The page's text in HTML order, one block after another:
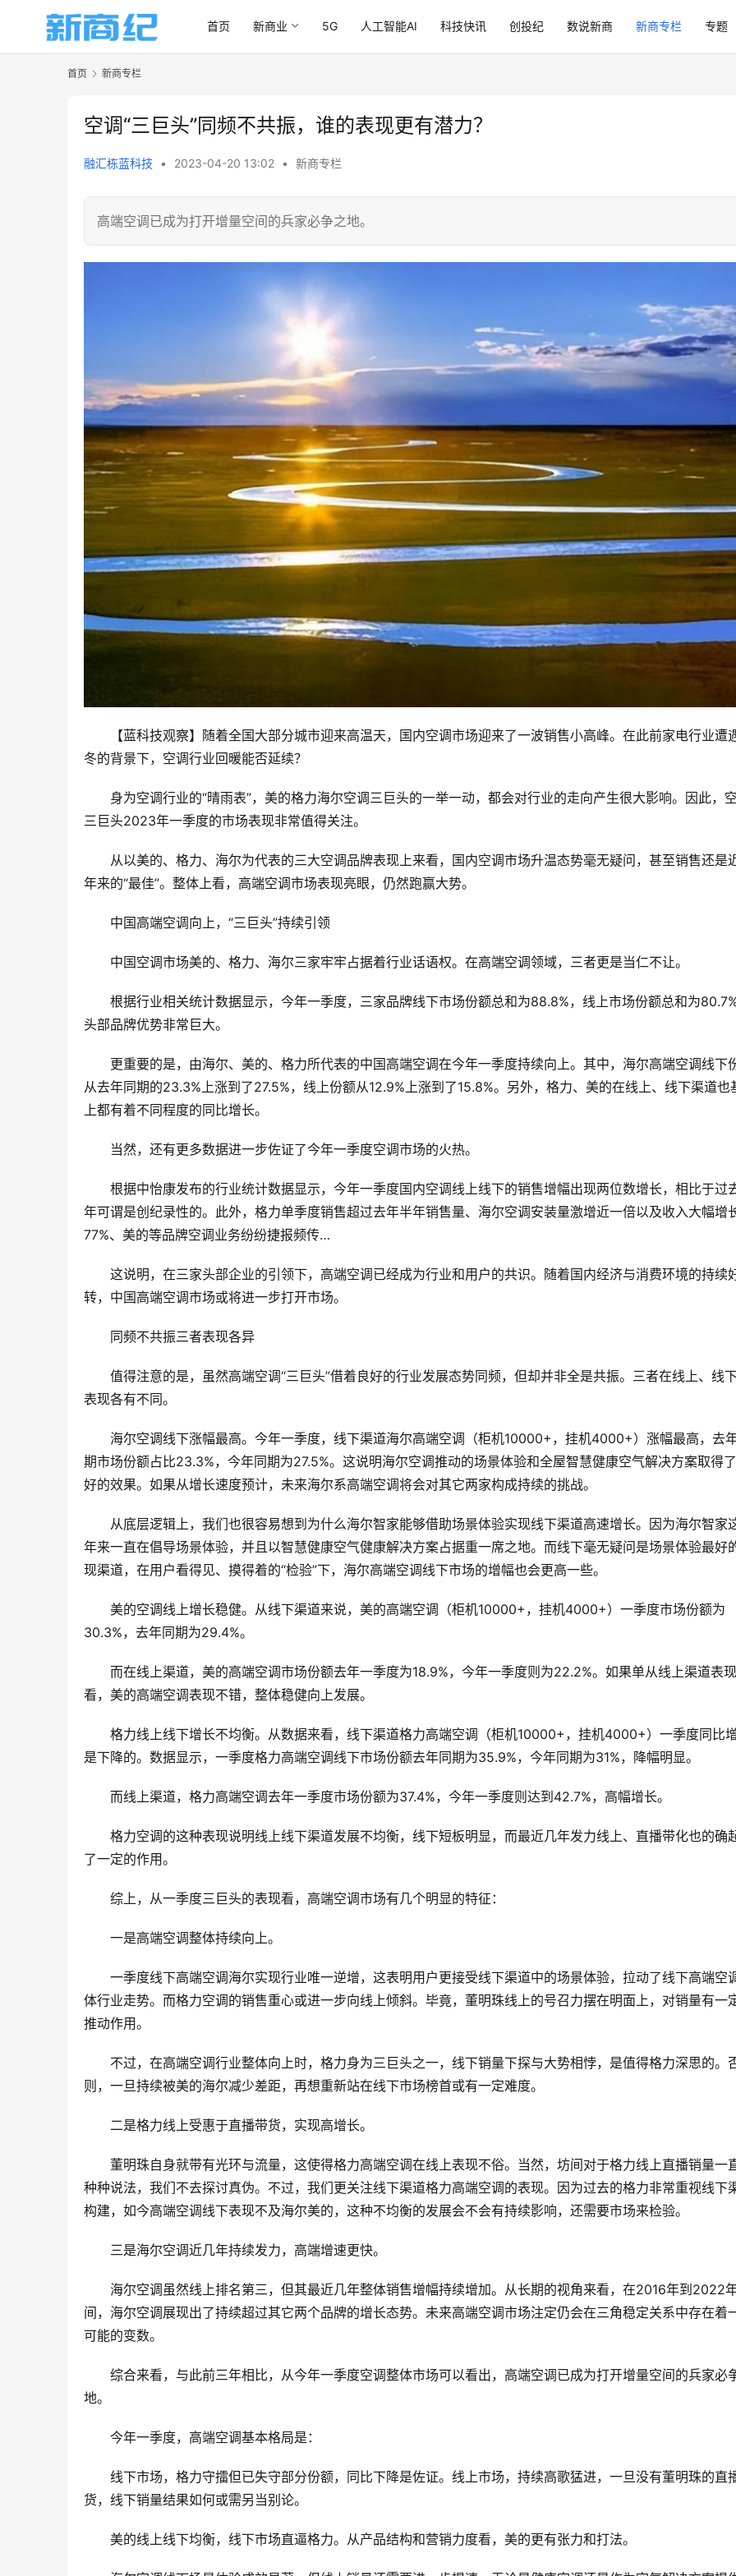
首页 新商业 5G 人工智能AI 科技快讯 创投纪 数说新商 新商专栏 专题
首页 新商专栏
空调“三巨头”同频不共振，谁的表现更有潜力？
融汇栋蓝科技 • 2023-04-20 13:02 • 新商专栏
高端空调已成为打开增量空间的兵家必争之地。
【蓝科技观察】随着全国大部分城市迎来高温天，国内空调市场迎来了一波销售小高峰。在此前家电行业遭
冬的背景下，空调行业回暖能否延续？
身为空调行业的“晴雨表”，美的格力海尔空调三巨头的一举一动，都会对行业的走向产生很大影响。因此，
三巨头2023年一季度的市场表现非常值得关注。
从以美的、格力、海尔为代表的三大空调品牌表现上来看，国内空调市场升温态势毫无疑问，甚至销售还是
年来的“最佳”。整体上看，高端空调市场表现亮眼，仍然跑赢大势。
中国高端空调向上，“三巨头”持续引领
中国空调市场美的、格力、海尔三家牢牢占据着行业话语权。在高端空调领域，三者更是当仁不让。
根据行业相关统计数据显示，今年一季度，三家品牌线下市场份额总和为88.8%，线上市场份额总和为80.7%
头部品牌优势非常巨大。
更重要的是，由海尔、美的、格力所代表的中国高端空调在今年一季度持续向上。其中，海尔高端空调线下
从去年同期的23.3%上涨到了27.5%，线上份额从12.9%上涨到了15.8%。另外，格力、美的在线上、线下渠道也
上都有着不同程度的同比增长。
当然，还有更多数据进一步佐证了今年一季度空调市场的火热。
根据中怡康发布的行业统计数据显示，今年一季度国内空调线上线下的销售增幅出现两位数增长，相比于过
年可谓是创纪录性的。此外，格力单季度销售超过去年半年销售量、海尔空调安装量激增近一倍以及收入大幅增
77%、美的等品牌空调业务纷纷捷报频传…
这说明，在三家头部企业的引领下，高端空调已经成为行业和用户的共识。随着国内经济与消费环境的持续
转，中国高端空调市场或将进一步打开市场。
同频不共振三者表现各异
值得注意的是，虽然高端空调“三巨头”借着良好的行业发展态势同频，但却并非全是共振。三者在线上、线
表现各有不同。
海尔空调线下涨幅最高。今年一季度，线下渠道海尔高端空调（柜机10000+，挂机4000+）涨幅最高，去
期市场份额占比23.3%，今年同期为27.5%。这说明海尔空调推动的场景体验和全屋智慧健康空气解决方案取得
好的效果。如果从增长速度预计，未来海尔系高端空调将会对其它两家构成持续的挑战。
从底层逻辑上，我们也很容易想到为什么海尔智家能够借助场景体验实现线下渠道高速增长。因为海尔智家
年来一直在倡导场景体验，并且以智慧健康空气健康解决方案占据重一席之地。而线下毫无疑问是场景体验最好
现渠道，在用户看得见、摸得着的“检验”下，海尔高端空调线下市场的增幅也会更高一些。
美的空调线上增长稳健。从线下渠道来说，美的高端空调（柜机10000+，挂机4000+）一季度市场份额为
30.3%，去年同期为29.4%。
而在线上渠道，美的高端空调市场份额去年一季度为18.9%，今年一季度则为22.2%。如果单从线上渠道表现
看，美的高端空调表现不错，整体稳健向上发展。
格力线上线下增长不均衡。从数据来看，线下渠道格力高端空调（柜机10000+，挂机4000+）一季度同比
是下降的。数据显示，一季度格力高端空调线下市场份额去年同期为35.9%，今年同期为31%，降幅明显。
而线上渠道，格力高端空调去年一季度市场份额为37.4%，今年一季度则达到42.7%，高幅增长。
格力空调的这种表现说明线上线下渠道发展不均衡，线下短板明显，而最近几年发力线上、直播带化也的确
了一定的作用。
综上，从一季度三巨头的表现看，高端空调市场有几个明显的特征：
一是高端空调整体持续向上。
一季度线下高端空调海尔实现行业唯一逆增，这表明用户更接受线下渠道中的场景体验，拉动了线下高端空
体行业走势。而格力空调的销售重心或进一步向线上倾斜。毕竟，董明珠线上的号召力摆在明面上，对销量有一
推动作用。
不过，在高端空调行业整体向上时，格力身为三巨头之一，线下销量下探与大势相悖，是值得格力深思的。
则，一旦持续被美的海尔减少差距，再想重新站在线下市场榜首或有一定难度。
二是格力线上受惠于直播带货，实现高增长。
董明珠自身就带有光环与流量，这使得格力高端空调在线上表现不俗。当然，坊间对于格力线上直播销量一
种种说法，我们不去探讨真伪。不过，我们更关注线下渠道格力高端空调的表现。因为过去的格力非常重视线下
构建，如今高端空调线下表现不及海尔美的，这种不均衡的发展会不会有持续影响，还需要市场来检验。
三是海尔空调近几年持续发力，高端增速更快。
海尔空调虽然线上排名第三，但其最近几年整体销售增幅持续增加。从长期的视角来看，在2016年到2022
间，海尔空调展现出了持续超过其它两个品牌的增长态势。未来高端空调市场注定仍会在三角稳定关系中存在着
可能的变数。
综合来看，与此前三年相比，从今年一季度空调整体市场可以看出，高端空调已成为打开增量空间的兵家必
地。
今年一季度，高端空调基本格局是：
线下市场，格力守擂但已失守部分份额，同比下降是佐证。线上市场，持续高歌猛进，一旦没有董明珠的直
货，线下销量结果如何或需另当别论。
美的线上线下均衡，线下市场直逼格力。从产品结构和营销力度看，美的更有张力和打法。